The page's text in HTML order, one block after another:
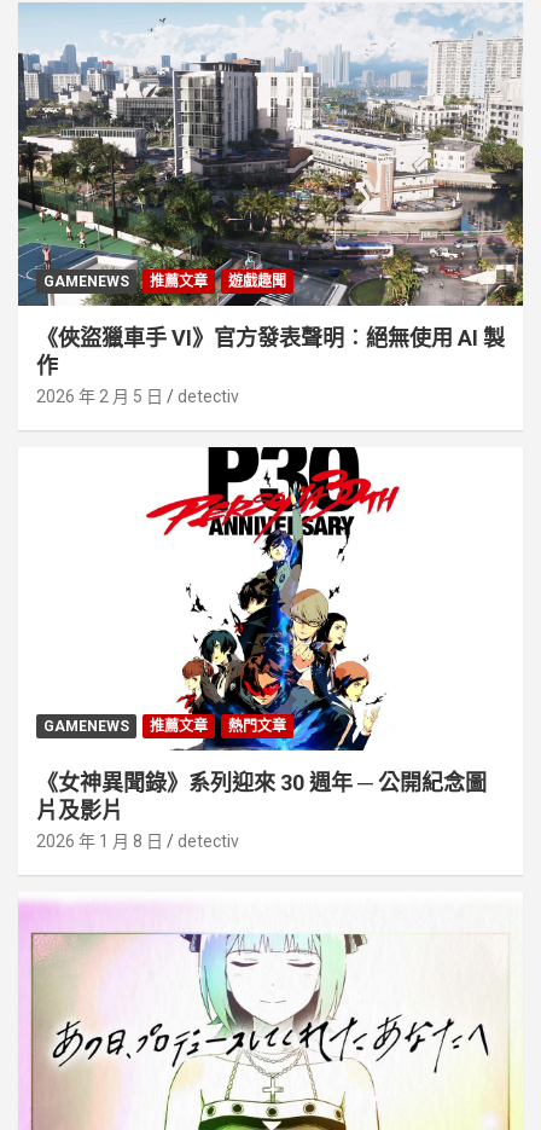
GAMENEWS 推薦文章 遊戲趣聞
《俠盜獵車手 VI》官方發表聲明︰絕無使用 AI 製
作
2026 年 2 月 5 日 detectiv
GAMENEWS 推薦文章 熱門文章
《女神異聞錄》系列迎來 30 週年 ─ 公開紀念圖
片及影片
2026 年 1 月 8 日 detectiv